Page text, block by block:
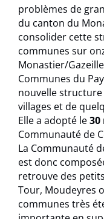
problèmes de
du canton du
consolider cette
communes sur
Monastier/
Communes du
nouvelle
villages et de
Elle a adopté le30
Communauté de
La Communauté
est donc
retrouve des
Tour, Moudeyres
communes très